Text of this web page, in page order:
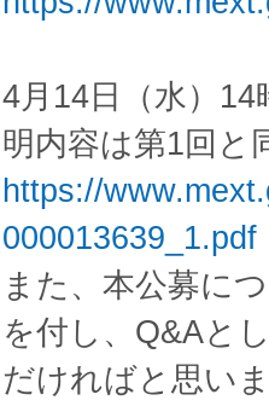
4月14日（水）
明内容は第1回と
https://
000013639_1.pdf
また、本公募に
を付し、Q&Aと
だければと思い